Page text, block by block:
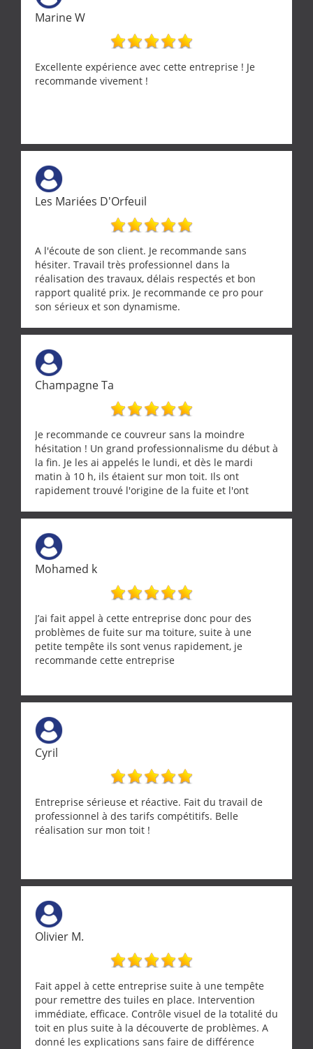
Marine W
Excellente expérience avec cette entreprise ! Je
recommande vivement !
Les Mariées D'Orfeuil
A l'écoute de son client. Je recommande sans
hésiter. Travail très professionnel dans la
réalisation des travaux, délais respectés et bon
rapport qualité prix. Je recommande ce pro pour
son sérieux et son dynamisme.
Champagne Ta
Je recommande ce couvreur sans la moindre
hésitation ! Un grand professionnalisme du début à
la fin. Je les ai appelés le lundi, et dès le mardi
matin à 10 h, ils étaient sur mon toit. Ils ont
rapidement trouvé l'origine de la fuite et l'ont
Une équipe sérieuse, réactive et compétente. C'est
vraiment rassurant de pouvoir compter sur des
artisans aussi professionnels. Merci encore !
Mohamed k
J’ai fait appel à cette entreprise donc pour des
problèmes de fuite sur ma toiture, suite à une
petite tempête ils sont venus rapidement, je
recommande cette entreprise
Cyril
Entreprise sérieuse et réactive. Fait du travail de
professionnel à des tarifs compétitifs. Belle
réalisation sur mon toit !
Olivier M.
Fait appel à cette entreprise suite à une tempête
pour remettre des tuiles en place. Intervention
immédiate, efficace. Contrôle visuel de la totalité du
toit en plus suite à la découverte de problèmes. A
donné les explications sans faire de différence